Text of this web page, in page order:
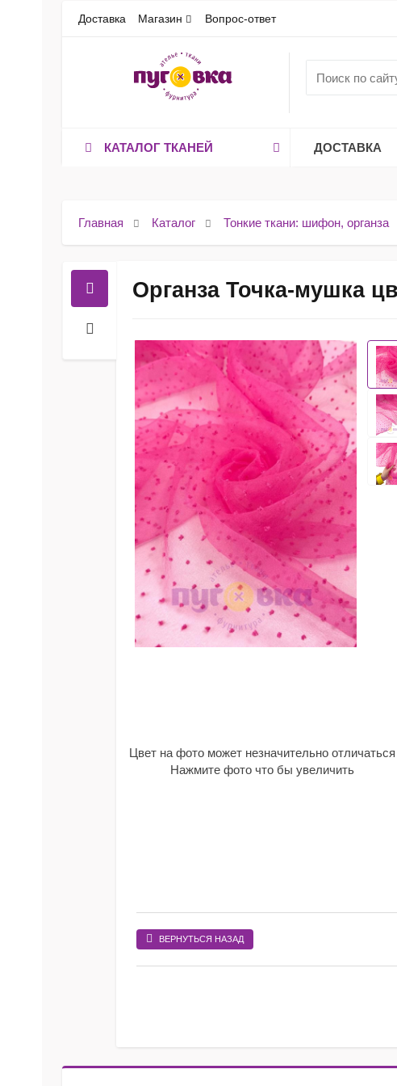
Доставка Магазин Вопрос-ответ
КАТАЛОГ ТКАНЕЙ ДОСТАВКА
Главная Каталог Тонкие ткани: шифон, органза
Органза Точка-мушка
Цвет на фото может незначительно отличаться
Нажмите фото что бы увеличить
ВЕРНУТЬСЯ НАЗАД